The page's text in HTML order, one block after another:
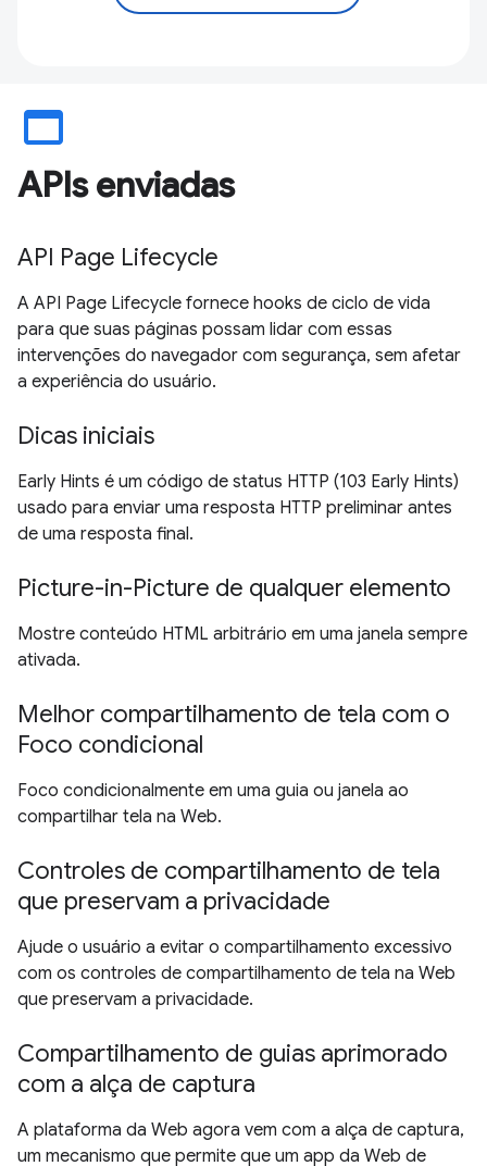
web_asset
APIs enviadas
API Page Lifecycle
A API Page Lifecycle fornece hooks de ciclo de vida
para que suas páginas possam lidar com essas
intervenções do navegador com segurança, sem afetar
a experiência do usuário.
Dicas iniciais
Early Hints é um código de status HTTP (103 Early Hints)
usado para enviar uma resposta HTTP preliminar antes
de uma resposta final.
Picture-in-Picture de qualquer elemento
Mostre conteúdo HTML arbitrário em uma janela sempre
ativada.
Melhor compartilhamento de tela com o
Foco condicional
Foco condicionalmente em uma guia ou janela ao
compartilhar tela na Web.
Controles de compartilhamento de tela
que preservam a privacidade
Ajude o usuário a evitar o compartilhamento excessivo
com os controles de compartilhamento de tela na Web
que preservam a privacidade.
Compartilhamento de guias aprimorado
com a alça de captura
A plataforma da Web agora vem com a alça de captura,
um mecanismo que permite que um app da Web de